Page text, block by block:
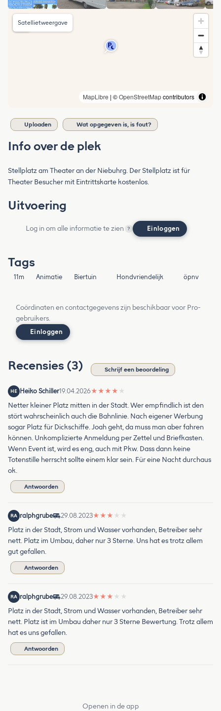
MapLibre | ©OpenStreetMapcontributors
Satellietweergave
Uploaden Wat opgegeven is, is fout?
Info over de plek
Stellplatz am Theater an der Niebuhrg. Der Stellplatz ist für
Theater Besucher mit Eintrittskarte kostenlos.
Uitvoering
Log in om alle informatie te zien ? Einloggen
Tags
11m Animatie Biertuin Hondvriendelijk öpnv
Coördinaten en contactgegevens zijn beschikbaar voor Pro-
gebruikers.
Einloggen
Recensies (3) Schrijf een beoordeling
HE Heiko Schiller19.04.2026★ ★ ★ ★ ★
Netter kleiner Platz mitten in der Stadt. Wer empfindlich ist den
stört wahrscheinlich auch die Bahnlinie. Nach eigener Werbung
sogar Platz für Dickschiffe. Joah geht, da muss man aber fahren
können. Unkomplizierte Anmeldung per Zettel und Briefkasten.
Wenn Event ist, wird es eng, auch mit Pkw. Dass dann keine
Totenstille herrscht sollte einem klar sein. Für eine Nacht durchaus
ok.
Antwoorden
RA ralphgrube 29.08.2023★ ★ ★ ★ ★
Platz in der Stadt, Strom und Wasser vorhanden, Betreiber sehr
nett. Platz im Umbau, daher nur 3 Sterne. Uns hat es trotz allem
gut gefallen.
Antwoorden
RA ralphgrube 29.08.2023★ ★ ★ ★ ★
Platz in der Stadt, Strom und Wasser vorhanden, Betreiber sehr
nett. Platz ist im Umbau daher nur 3 Sterne Bewertung. Trotz allem
hat es uns gefallen.
Antwoorden
Openen in de app